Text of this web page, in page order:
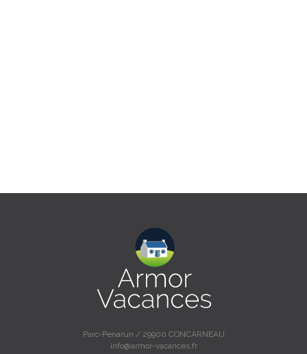
Parc-Penarun / 29900 CONCARNEAU
info@armor-vacances.fr